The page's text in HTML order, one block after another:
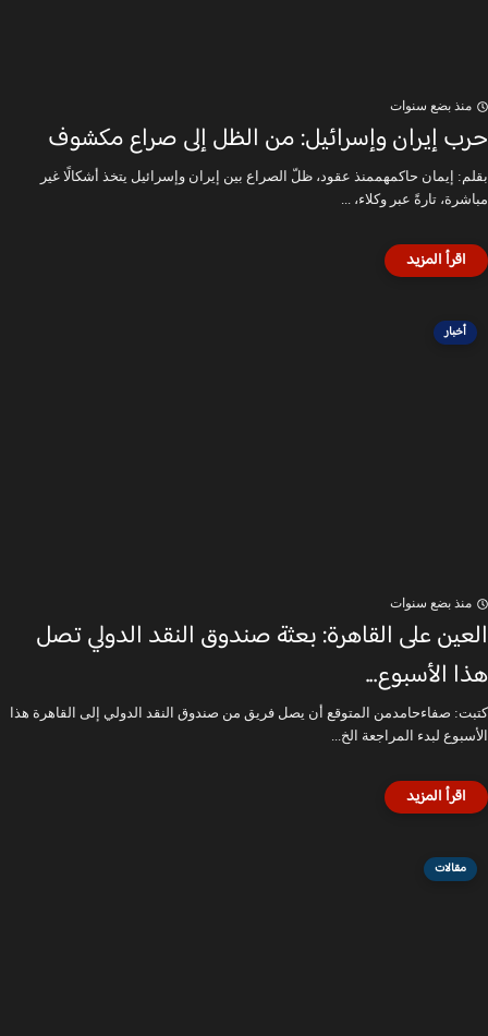
منذ بضع سنوات
حرب إيران وإسرائيل: من الظل إلى صراع مكشوف
بقلم: إيمان حاكمهممنذ عقود، ظلّ الصراع بين إيران وإسرائيل يتخذ أشكالًا غير
مباشرة، تارةً عبر وكلاء، ...
أخبار
منذ بضع سنوات
العين على القاهرة: بعثة صندوق النقد الدولي تصل
هذا الأسبوع...
كتبت: صفاءحامدمن المتوقع أن يصل فريق من صندوق النقد الدولي إلى القاهرة هذا
الأسبوع لبدء المراجعة الخ...
مقالات